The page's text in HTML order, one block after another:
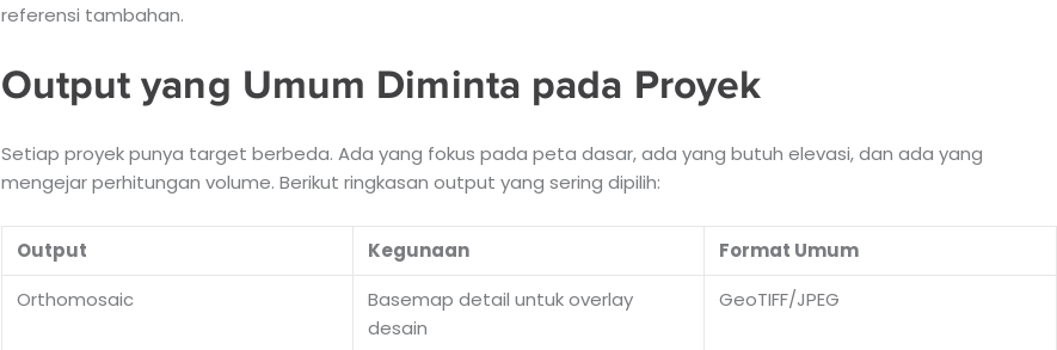
referensi tambahan.
Output yang Umum Diminta pada Proyek
Setiap proyek punya target berbeda. Ada yang fokus pada peta dasar, ada yang butuh elevasi, dan ada yang
mengejar perhitungan volume. Berikut ringkasan output yang sering dipilih:
Output Kegunaan
Format Umum
Orthomosaic
Basemap detail untuk overlay
desain
GeoTIFF/JPEG